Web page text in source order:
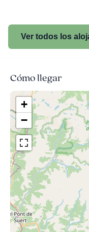
Ver todos los
Cómo llegar
+
−